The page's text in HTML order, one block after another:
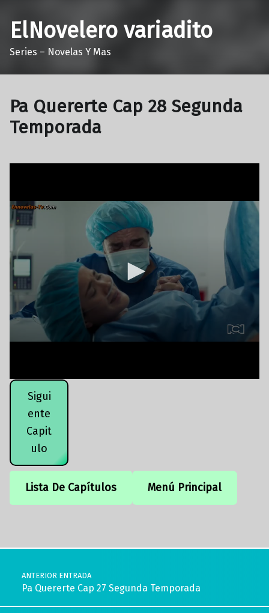
ElNovelero variadito
Series – Novelas Y Mas
Pa Quererte Cap 28 Segunda
Temporada
Sigui
ente
Capit
ulo
Lista De Capítulos Menú Principal
Navegación de entradas
ANTERIOR ENTRADA
Pa Quererte Cap 27 Segunda Temporada